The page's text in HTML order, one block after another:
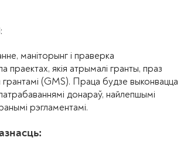
:
маніторынг і праверка
праектах, якія атрымалі гранты, праз
грантамі (GMS). Праца будзе выконвацца
донараў, найлепшымі
рэгламентамі.